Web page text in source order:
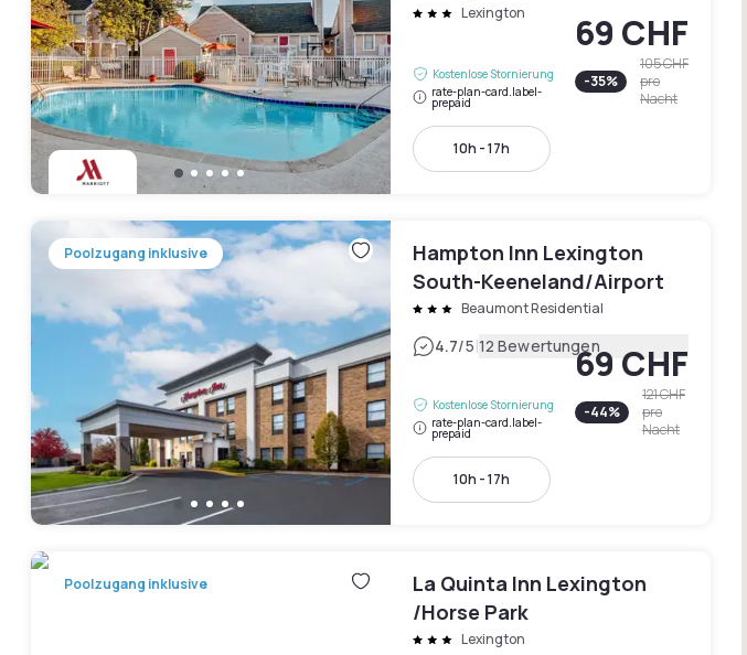
Lexington
Kostenlose Stornierung
rate-plan-card.label-
prepaid
69 CHF
-35%
105 CHF
pro
Nacht
10h - 17h
Poolzugang inklusive
Hampton Inn Lexington
South-Keeneland/Airport
Beaumont Residential
4.7/5|12 Bewertungen
Kostenlose Stornierung
rate-plan-card.label-
prepaid
69 CHF
-44%
121 CHF
pro
Nacht
10h - 17h
Poolzugang inklusive
La Quinta Inn Lexington
/Horse Park
Lexington